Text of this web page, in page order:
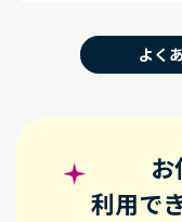
よく
利用で